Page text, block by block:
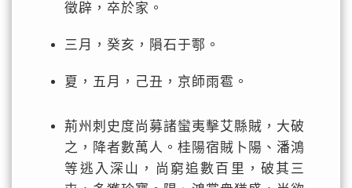
徵辟，卒於家。
三月，癸亥，隕石于鄠。
夏，五月，己丑，京師雨雹。
荊州刺史度尚募諸蠻夷擊艾縣賊，大破
之，降者數萬人。桂陽宿賊卜陽、潘鴻
等逃入深山，尚窮追數百里，破其三